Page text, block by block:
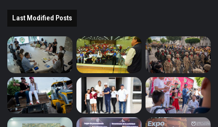
Last Modified Posts